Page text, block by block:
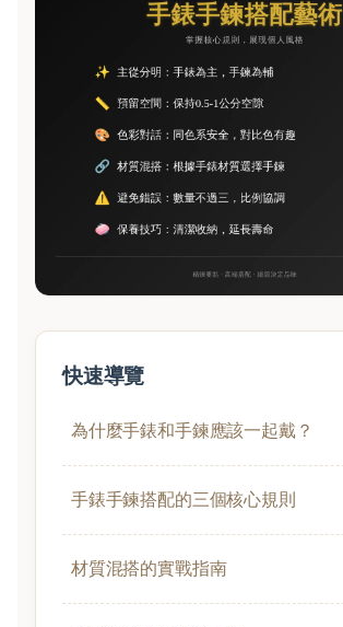
快速導覽
為什麼手錶和手鍊應該一起戴？
手錶手鍊搭配的三個核心規則
材質混搭的實戰指南